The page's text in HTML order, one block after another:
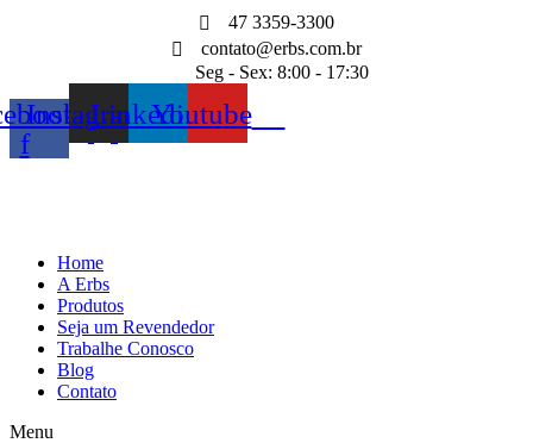
conteúdo
47 3359-3300
contato@erbs.com.br
Seg - Sex: 8:00 - 17:30
f
InstagramLinkedinYoutube
Home
A Erbs
Produtos
Seja um Revendedor
Trabalhe Conosco
Blog
Contato
Menu